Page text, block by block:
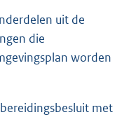
uit de
die
worden
met